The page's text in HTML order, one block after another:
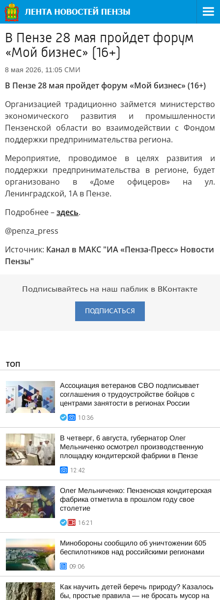
В Пензе 28 мая пройдет форум
«Мой бизнес» (16+)
8 мая 2026, 11:05 СМИ
В Пензе 28 мая пройдет форум «Мой бизнес» (16+)
Организацией традиционно займется министерство
экономического развития и промышленности
Пензенской области во взаимодействии с Фондом
поддержки предпринимательства региона.
Мероприятие, проводимое в целях развития и
поддержки предпринимательства в регионе, будет
организовано в «Доме офицеров» на ул.
Ленинградской, 1А в Пензе.
Подробнее –здесь.
@penza_press
Источник: Канал в МАКС "ИА «Пенза-Пресс» Новости
Пензы"
Подписывайтесь на наш паблик в ВКонтакте
ПОДПИСАТЬСЯ
ТОП
Ассоциация ветеранов СВО подписывает
соглашения о трудоустройстве бойцов с
центрами занятости в регионах России
10:36
В четверг, 6 августа, губернатор Олег
Мельниченко осмотрел производственную
площадку кондитерской фабрики в Пензе
12:42
Олег Мельниченко: Пензенская кондитерская
фабрика отметила в прошлом году свое
столетие
16:21
Минобороны сообщило об уничтожении 605
беспилотников над российскими регионами
09:06
Как научить детей беречь природу? Казалось
бы, простые правила — не бросать мусор на